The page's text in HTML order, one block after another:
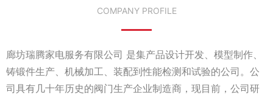
COMPANY PROFILE
廊坊瑞腾家电服务有限公司 是集产品设计开发、模型制作、
铸锻件生产、机械加工、装配到性能检测和试验的公司。公
司具有几十年历史的阀门生产企业制造商，现目前，公司研